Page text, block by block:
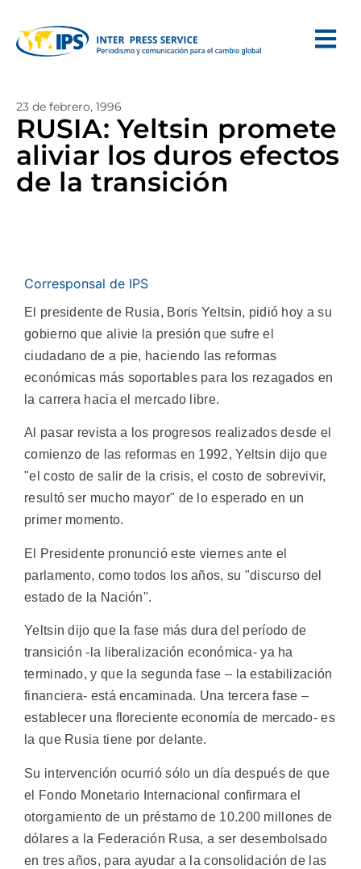
23 de febrero, 1996
RUSIA: Yeltsin promete
aliviar los duros efectos
de la transición
Corresponsal de IPS
El presidente de Rusia, Boris Yeltsin, pidió hoy a su
gobierno que alivie la presión que sufre el
ciudadano de a pie, haciendo las reformas
económicas más soportables para los rezagados en
la carrera hacia el mercado libre.
Al pasar revista a los progresos realizados desde el
comienzo de las reformas en 1992, Yeltsin dijo que
"el costo de salir de la crisis, el costo de sobrevivir,
resultó ser mucho mayor" de lo esperado en un
primer momento.
El Presidente pronunció este viernes ante el
parlamento, como todos los años, su "discurso del
estado de la Nación".
Yeltsin dijo que la fase más dura del período de
transición -la liberalización económica- ya ha
terminado, y que la segunda fase – la estabilización
financiera- está encaminada. Una tercera fase –
establecer una floreciente economía de mercado- es
la que Rusia tiene por delante.
Su intervención ocurrió sólo un día después de que
el Fondo Monetario Internacional confirmara el
otorgamiento de un préstamo de 10.200 millones de
dólares a la Federación Rusa, a ser desembolsado
en tres años, para ayudar a la consolidación de las